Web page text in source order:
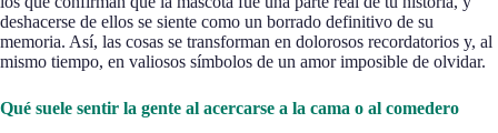
deshacerse de ellos se siente como un borrado definitivo de su
memoria. Así, las cosas se transforman en dolorosos recordatorios y, al
mismo tiempo, en valiosos símbolos de un amor imposible de olvidar.
Qué suele sentir la gente al acercarse a la cama o al comedero